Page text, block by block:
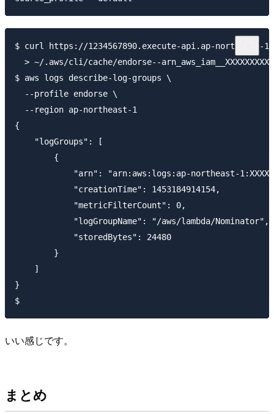
$ curl https://1234567890.execute-api.ap-northeast-
> ~/.aws/cli/cache/endorse--
$ aws logs describe-log-groups \
  --profile endorse \
  --region ap-northeast-1
{
    "logGroups": [
        {
"arn": "arn:aws:logs:ap-northeast-
            "creationTime": 1453184914154,
            "metricFilterCount": 0,
            "logGroupName": "/aws/lambda/Nominator",
            "storedBytes": 24480
        }
    ]
}
いい感じです。
まとめ